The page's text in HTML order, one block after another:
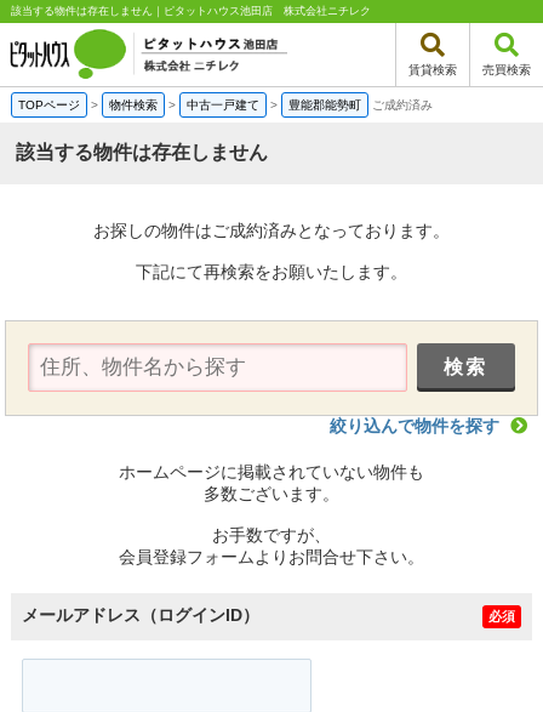
該当する物件は存在しません｜ピタットハウス池田店 株式会社ニチレク
賃貸検索 売買検索
TOPページ > 物件検索 > 中古一戸建て > 豊能郡能勢町 ご成約済み
該当する物件は存在しません
お探しの物件はご成約済みとなっております。
下記にて再検索をお願いたします。
絞り込んで物件を探す
ホームページに掲載されていない物件も
多数ございます。
お手数ですが、
会員登録フォームよりお問合せ下さい。
メールアドレス（ログインID） 必須